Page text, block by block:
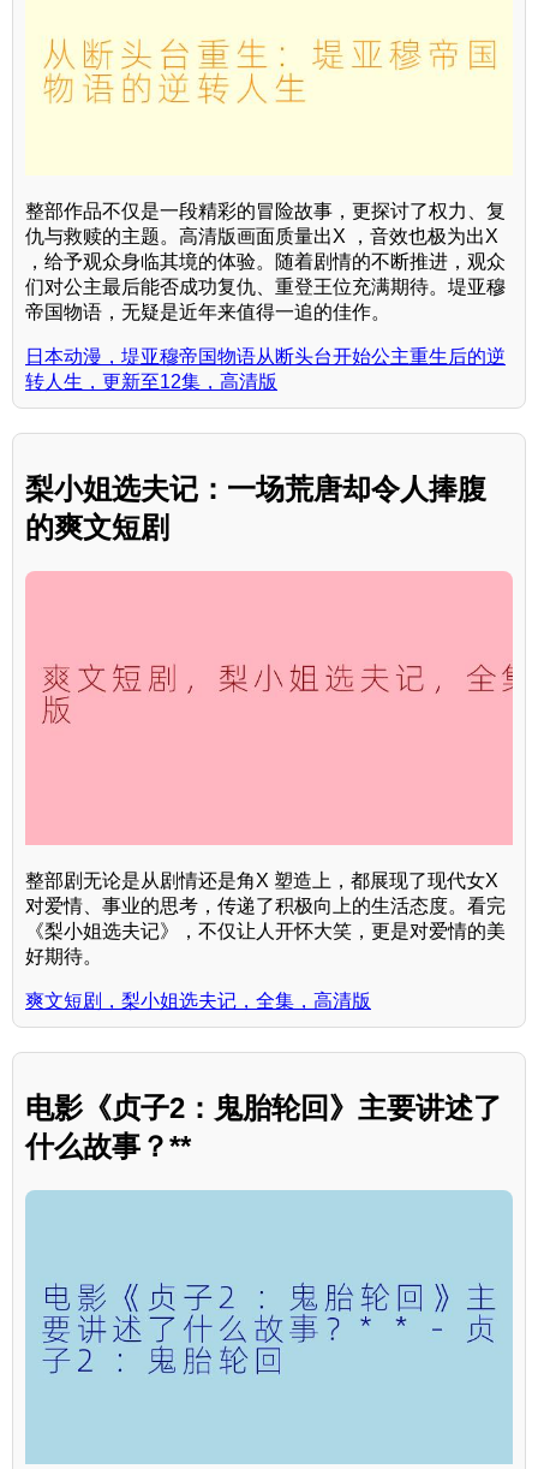
整部作品不仅是一段精彩的冒险故事，更探讨了权力、复
仇与救赎的主题。高清版画面质量出X ，音效也极为出X
，给予观众身临其境的体验。随着剧情的不断推进，观众
们对公主最后能否成功复仇、重登王位充满期待。堤亚穆
帝国物语，无疑是近年来值得一追的佳作。
日本动漫，堤亚穆帝国物语从断头台开始公主重生后的逆
转人生，更新至12集，高清版
梨小姐选夫记：一场荒唐却令人捧腹
的爽文短剧
整部剧无论是从剧情还是角X 塑造上，都展现了现代女X
对爱情、事业的思考，传递了积极向上的生活态度。看完
《梨小姐选夫记》，不仅让人开怀大笑，更是对爱情的美
好期待。
爽文短剧，梨小姐选夫记，全集，高清版
电影《贞子2：鬼胎轮回》主要讲述了
什么故事？**